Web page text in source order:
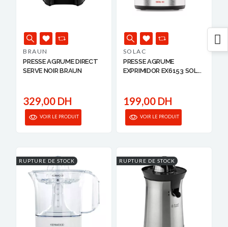
BRAUN
PRESSE AGRUME DIRECT
SERVE NOIR BRAUN
329,00 DH
VOIR LE PRODUIT
SOLAC
PRESSE AGRUME
EXPRIMIDOR EX6153 SOL...
199,00 DH
VOIR LE PRODUIT
RUPTURE DE STOCK RUPTURE DE STOCK